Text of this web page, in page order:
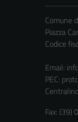
Comune
Piazza
Codice
Email:
PEC:
Fax: (39)